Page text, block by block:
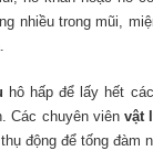
nhiều trong mũi,
hô hấp để lấy hết
Các chuyên viênvật
động để tống đàm